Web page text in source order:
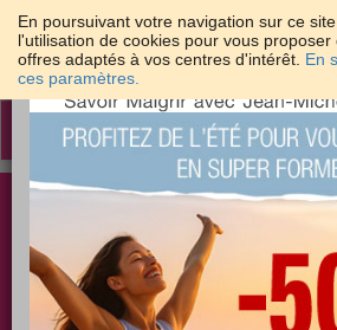
En poursuivant votre navigation sur ce
l'utilisation de cookies pour vous proposer
offres adaptés à vos centres d'intérêt. En
ces paramètres.
Toggle
Les meilleures solutions pour
dans sa peau